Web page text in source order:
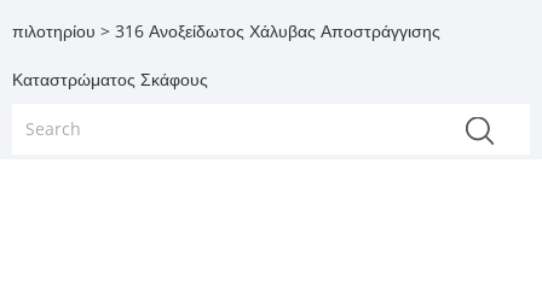
πιλοτηρίου > 316 Ανοξείδωτος Χάλυβας Αποστράγγισης
Καταστρώματος Σκάφους